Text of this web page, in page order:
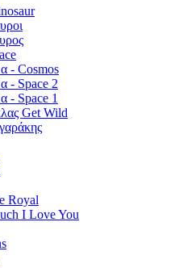
- Cosmos
- Space 2
- Space 1
Get Wild
Royal
I Love You